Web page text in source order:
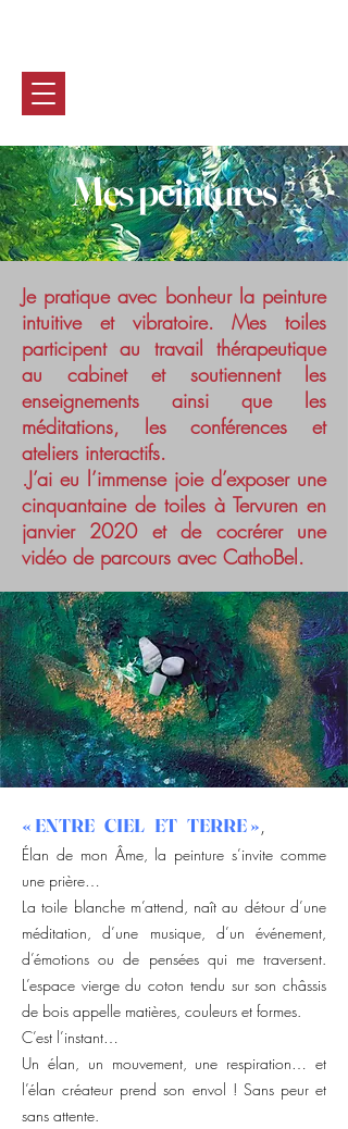
Mes peintures
Je pratique avec bonheur la peinture
intuitive et vibratoire. Mes toiles
participent au travail thérapeutique
au cabinet et soutiennent les
enseignements ainsi que les
méditations, les conférences et
ateliers interactifs.
.​J’ai eu l’immense joie d’exposer une
cinquantaine de toiles à Tervuren en
janvier 2020 et de cocrérer une
vidéo de parcours avec CathoBel.
« ENTRE CIEL ET TERRE »,
Élan de mon Âme, la peinture s’invite comme
une prière…
La toile blanche m’attend, naît au détour d’une
méditation, d’une musique, d’un événement,
d’émotions ou de pensées qui me traversent.
L’espace vierge du coton tendu sur son châssis
de bois appelle matières, couleurs et formes.
C’est l’instant…
Un élan, un mouvement, une respiration… et
l’élan créateur prend son envol ! Sans peur et
sans attente.